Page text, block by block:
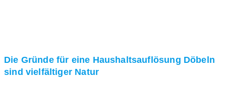
Die Gründe für eine Haushaltsauflösung Döbeln
sind vielfältiger Natur